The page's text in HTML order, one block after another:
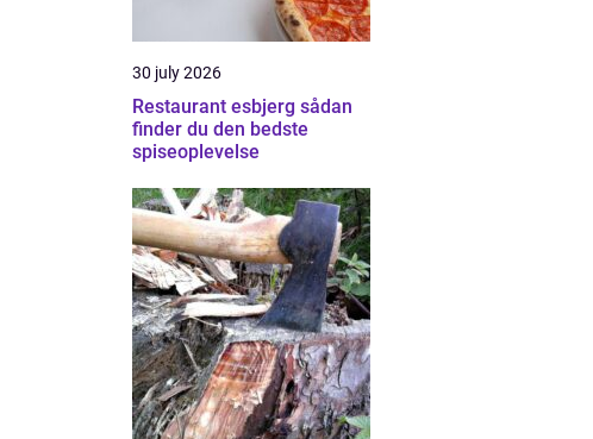
30 july 2026
Restaurant esbjerg sådan
finder du den bedste
spiseoplevelse